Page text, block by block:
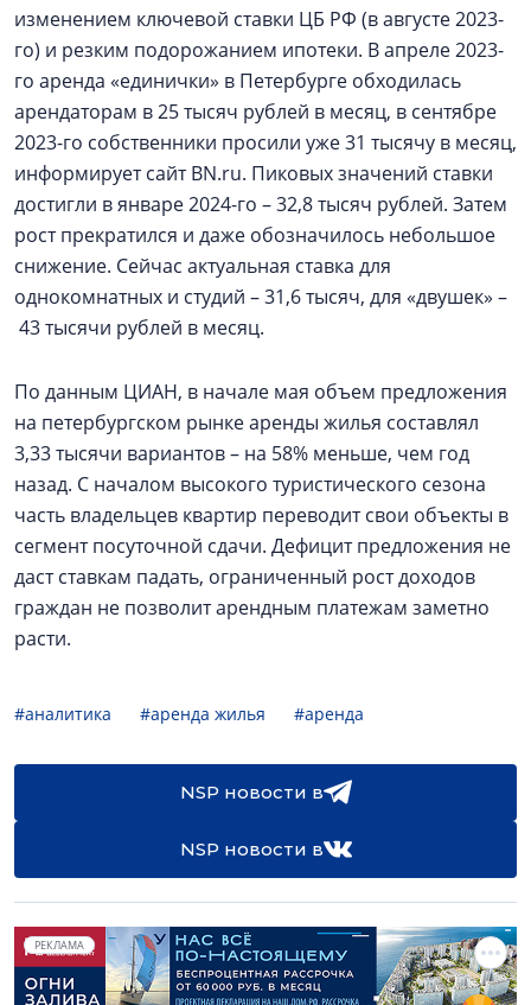
изменением ключевой ставки ЦБ РФ (в августе 2023-
го) и резким подорожанием ипотеки. В апреле 2023-
го аренда «единички» в Петербурге обходилась
арендаторам в 25 тысяч рублей в месяц, в сентябре
2023-го собственники просили уже 31 тысячу в месяц,
информирует сайт BN.ru. Пиковых значений ставки
достигли в январе 2024-го – 32,8 тысяч рублей. Затем
рост прекратился и даже обозначилось небольшое
снижение. Сейчас актуальная ставка для
однокомнатных и студий – 31,6 тысяч, для «двушек» –
43 тысячи рублей в месяц.
По данным ЦИАН, в начале мая объем предложения
на петербургском рынке аренды жилья составлял
3,33 тысячи вариантов – на 58% меньше, чем год
назад. С началом высокого туристического сезона
часть владельцев квартир переводит свои объекты в
сегмент посуточной сдачи. Дефицит предложения не
даст ставкам падать, ограниченный рост доходов
граждан не позволит арендным платежам заметно
расти.
#аналитика #аренда жилья #аренда
NSP новости в
NSP новости в
РЕКЛАМА